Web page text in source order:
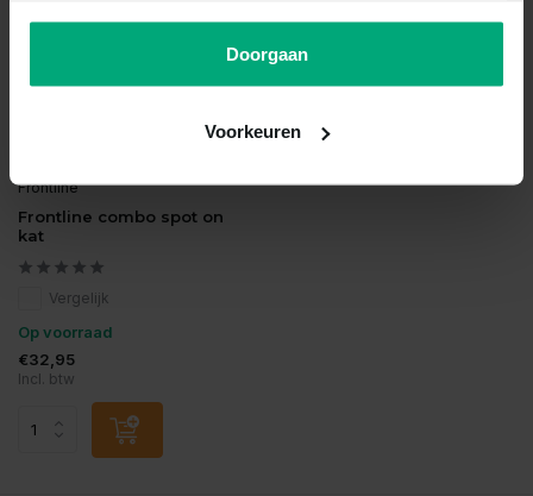
Doorgaan
Voorkeuren
Frontline
Frontline combo spot on
kat
Vergelijk
Op voorraad
€32,95
Incl. btw